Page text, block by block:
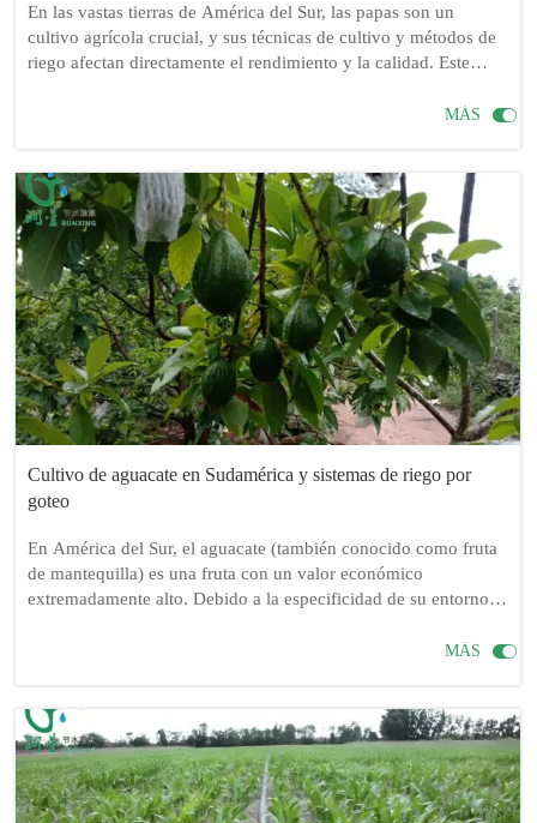
En las vastas tierras de América del Sur, las papas son un
cultivo agrícola crucial, y sus técnicas de cultivo y métodos de
riego afectan directamente el rendimiento y la calidad. Este
riego por goteo para el cultivo de papas en América del Sur,
el cultivo de papas.
MÁS 
Cultivo de aguacate en Sudamérica y sistemas de riego por
goteo
En América del Sur, el aguacate (también conocido como fruta
de mantequilla) es una fruta con un valor económico
extremadamente alto. Debido a la especificidad de su entorno
un sistema de riego razonable es crucial para garantizar el
para el cultivo de aguacates, así como en el equipo de riego por
goteo necesario, los métodos de instalación y las técnicas de
cultivo.
MÁS 